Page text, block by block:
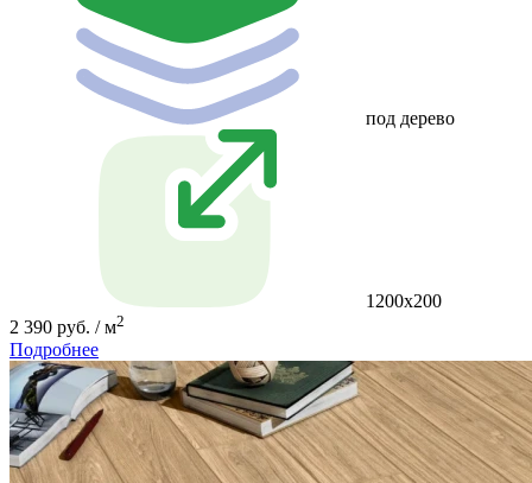
под дерево
1200x200
2 390 руб. / м2
Подробнее